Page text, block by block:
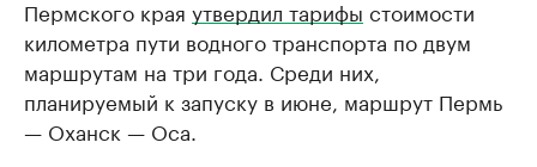
Пермского края утвердил тарифы стоимости
километра пути водного транспорта по двум
маршрутам на три года. Среди них,
планируемый к запуску в июне, маршрут Пермь
— Оханск — Оса.